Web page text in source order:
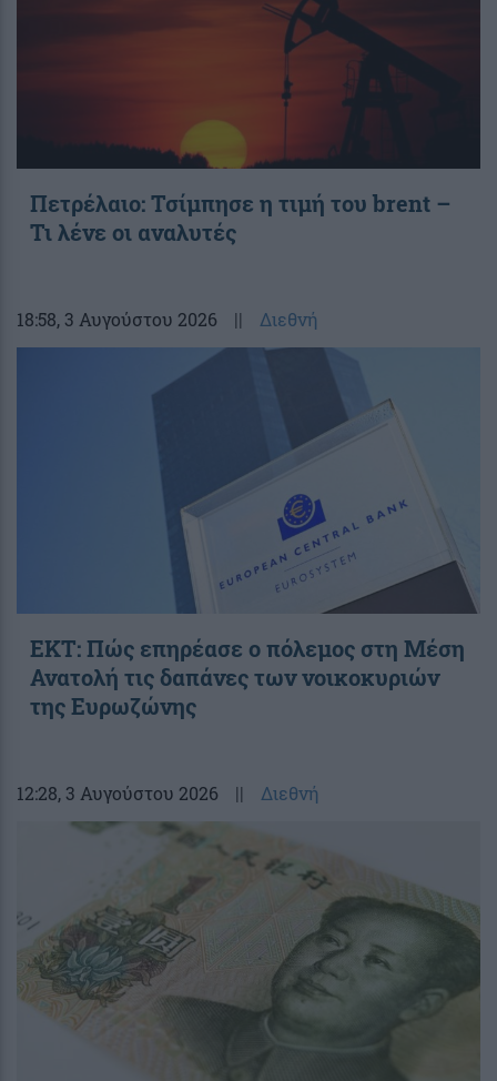
Πετρέλαιο: Τσίμπησε η τιμή του brent –
Τι λένε οι αναλυτές
18:58, 3 Αυγούστου 2026 || Διεθνή
ΕΚΤ: Πώς επηρέασε ο πόλεμος στη Μέση
Ανατολή τις δαπάνες των νοικοκυριών
της Ευρωζώνης
12:28, 3 Αυγούστου 2026 || Διεθνή